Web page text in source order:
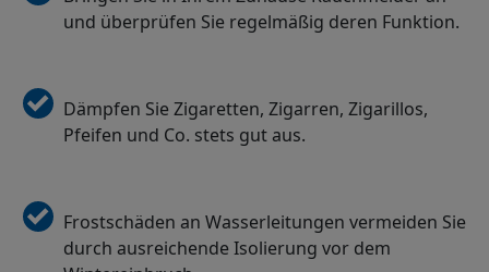
und überprüfen Sie regelmäßig deren Funktion.
Dämpfen Sie Zigaretten, Zigarren, Zigarillos,
Pfeifen und Co. stets gut aus.
Frostschäden an Wasserleitungen vermeiden Sie
durch ausreichende Isolierung vor dem